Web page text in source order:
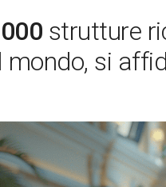
strutture
mondo, si